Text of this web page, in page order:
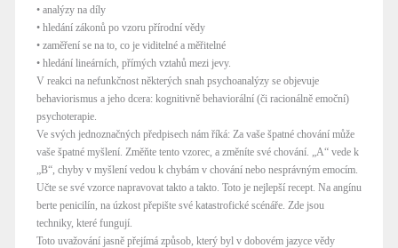
• analýzy na díly
• hledání zákonů po vzoru přírodní vědy
• zaměření se na to, co je viditelné a měřitelné
• hledání lineárních, přímých vztahů mezi jevy.
V reakci na nefunkčnost některých snah psychoanalýzy se objevuje
behaviorismus a jeho dcera: kognitivně behaviorální (či racionálně emoční)
psychoterapie.
Ve svých jednoznačných předpisech nám říká: Za vaše špatné chování může
vaše špatné myšlení. Změňte tento vzorec, a změníte své chování. „A“ vede k
„B“, chyby v myšlení vedou k chybám v chování nebo nesprávným emocím.
Učte se své vzorce napravovat takto a takto. Toto je nejlepší recept. Na angínu
berte penicilín, na úzkost přepište své katastrofické scénáře. Zde jsou
techniky, které fungují.
Toto uvažování jasně přejímá způsob, který byl v dobovém jazyce vědy